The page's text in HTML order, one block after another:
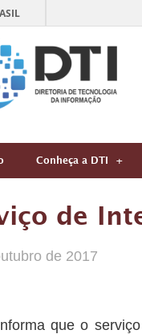
Conheça a DTI
de
de 2017
que o